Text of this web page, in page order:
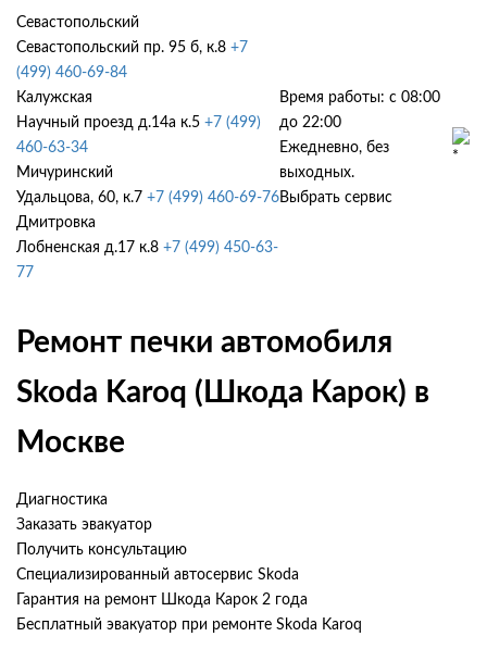
Севастопольский
Севастопольский пр. 95 б, к.8 +7
(499) 460-69-84
Калужская
Научный проезд д.14а к.5 +7 (499)
460-63-34
Мичуринский
Удальцова, 60, к.7 +7 (499) 460-69-76
Дмитровка
Лобненская д.17 к.8 +7 (499) 450-63-
77
Время работы: с 08:00
до 22:00
Ежедневно, без
выходных.
Выбрать сервис
Ремонт печки автомобиля
Skoda Karoq (Шкода Карок) в
Москве
Диагностика
Заказать эвакуатор
Получить консультацию
Специализированный автосервис Skoda
Гарантия на ремонт Шкода Карок 2 года
Бесплатный эвакуатор при ремонте Skoda Karoq